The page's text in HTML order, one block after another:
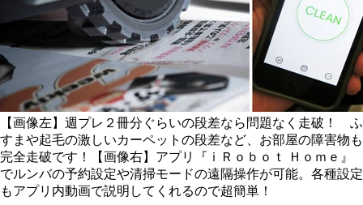
【画像左】週プレ２冊分ぐらいの段差なら問題なく走破！ ふ
すまや起毛の激しいカーペットの段差など、お部屋の障害物も
完全走破です！【画像右】アプリ『ｉＲｏｂｏｔ Ｈｏｍｅ』
でルンバの予約設定や清掃モードの遠隔操作が可能。各種設定
もアプリ内動画で説明してくれるので超簡単！